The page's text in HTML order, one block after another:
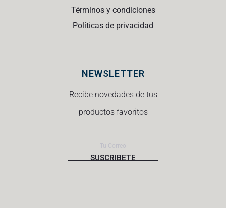
Términos y condiciones
Políticas de privacidad
NEWSLETTER
Recibe novedades de tus
productos favoritos